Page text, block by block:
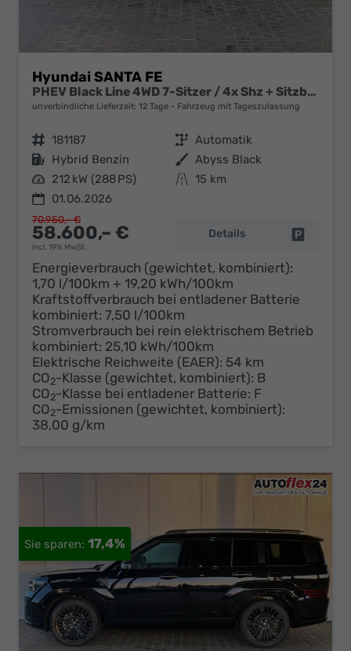
Hyundai SANTA FE
PHEV Black Line 4WD 7-Sitzer / 4x Shz + Sitzbelüftung ACC Head-Up 360° Kam. Leder Alu 20"
unverbindliche Lieferzeit: 12 Tage Fahrzeug mit Tageszulassung
Fahrzeugnr. 181187 Getriebe Automatik
Kraftstoff Hybrid Benzin Außenfarbe Abyss Black
Leistung 212 kW (288 PS) Kilometerstand 15 km
01.06.2026
58.600,– €
incl. 19% MwSt.
70.950,– €
Details
Energieverbrauch (gewichtet, kombiniert):
1,70 l/100km + 19,20 kWh/100km
Kraftstoffverbrauch bei entladener Batterie
kombiniert: 7,50 l/100km
Stromverbrauch bei rein elektrischem Betrieb
kombiniert: 25,10 kWh/100km
Elektrische Reichweite (EAER): 54 km
CO2-Klasse (gewichtet, kombiniert): B
CO2-Klasse bei entladener Batterie: F
CO2-Emissionen (gewichtet, kombiniert):
38,00 g/km
17,4%